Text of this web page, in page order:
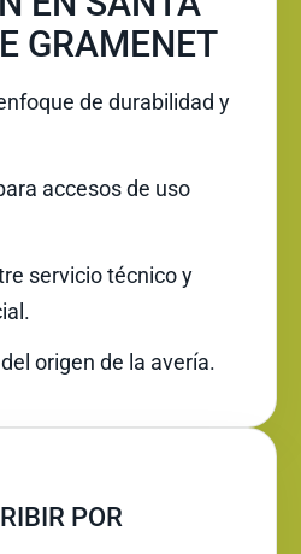
GRAMENET
de durabilidad y
accesos de uso
servicio técnico y
origen de la avería.
POR